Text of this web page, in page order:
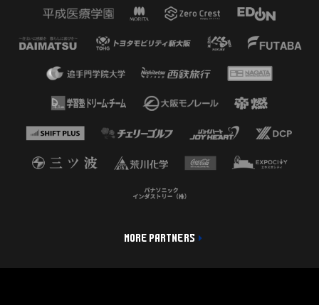
MORE PARTNERS